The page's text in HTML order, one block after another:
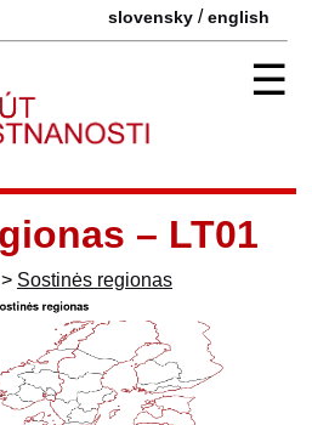
slovensky /english
☰
– LT01
> Sostinės regionas